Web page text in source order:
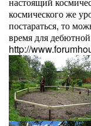
космического же
постараться, то
время для
http://